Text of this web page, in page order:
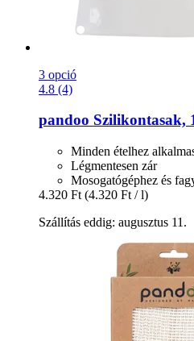
3 opció
4.8 (4)
pandoo Szilikontasak,
Minden ételhez
Légmentesen zár
Mosogatógéphez és
4.320 Ft (4.320 Ft / l)
Szállítás eddig: augusztus 11.